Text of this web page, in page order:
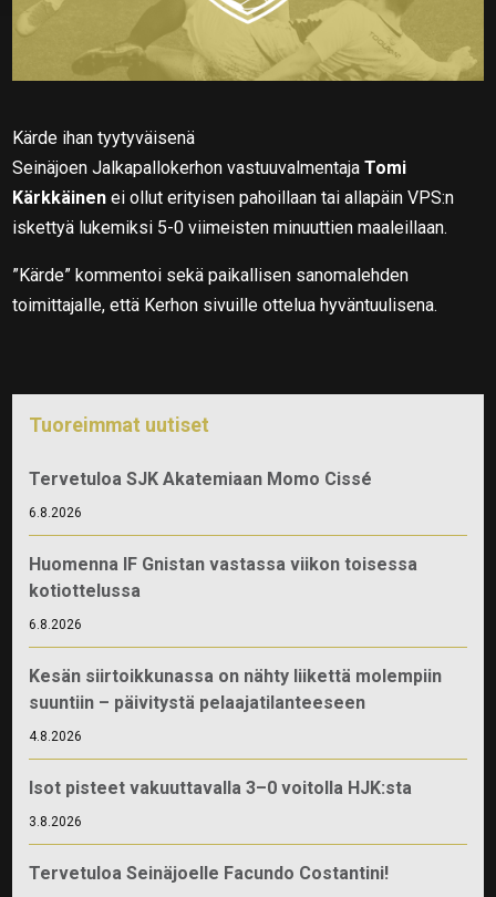
Kärde ihan tyytyväisenä
Seinäjoen Jalkapallokerhon vastuuvalmentajaTomi
Kärkkäinen ei ollut erityisen pahoillaan tai allapäin VPS:n
iskettyä lukemiksi 5-0 viimeisten minuuttien maaleillaan.
”Kärde” kommentoi sekä paikallisen sanomalehden
toimittajalle, että Kerhon sivuille ottelua hyväntuulisena.
Tuoreimmat uutiset
Tervetuloa SJK Akatemiaan Momo Cissé
6.8.2026
Huomenna IF Gnistan vastassa viikon toisessa
kotiottelussa
6.8.2026
Kesän siirtoikkunassa on nähty liikettä molempiin
suuntiin – päivitystä pelaajatilanteeseen
4.8.2026
Isot pisteet vakuuttavalla 3–0 voitolla HJK:sta
3.8.2026
Tervetuloa Seinäjoelle Facundo Costantini!